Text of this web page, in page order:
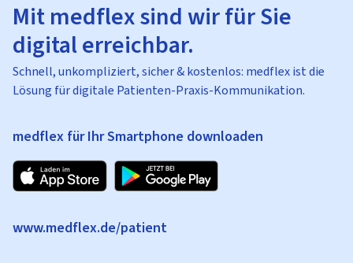
Mit medflex sind wir für Sie
digital erreichbar.
Schnell, unkompliziert, sicher & kostenlos: medflex ist die
Lösung für digitale Patienten-Praxis-Kommunikation.
medflex für Ihr Smartphone downloaden
www.medflex.de/patient